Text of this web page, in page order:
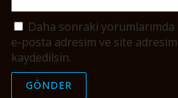
Daha sonraki yorumlarımda
e-posta adresim ve site adresim
kaydedilsin.